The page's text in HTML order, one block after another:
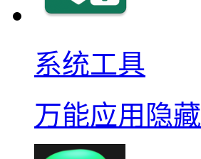
系统工具
万能应用隐藏